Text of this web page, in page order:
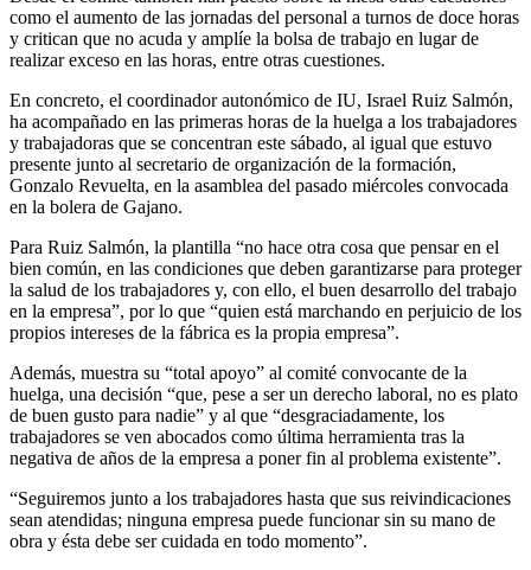
como el aumento de las jornadas del personal a turnos de doce horas
y critican que no acuda y amplíe la bolsa de trabajo en lugar de
realizar exceso en las horas, entre otras cuestiones.
En concreto, el coordinador autonómico de IU, Israel Ruiz Salmón,
ha acompañado en las primeras horas de la huelga a los trabajadores
y trabajadoras que se concentran este sábado, al igual que estuvo
presente junto al secretario de organización de la formación,
Gonzalo Revuelta, en la asamblea del pasado miércoles convocada
en la bolera de Gajano.
Para Ruiz Salmón, la plantilla “no hace otra cosa que pensar en el
bien común, en las condiciones que deben garantizarse para proteger
la salud de los trabajadores y, con ello, el buen desarrollo del trabajo
en la empresa”, por lo que “quien está marchando en perjuicio de los
propios intereses de la fábrica es la propia empresa”.
Además, muestra su “total apoyo” al comité convocante de la
huelga, una decisión “que, pese a ser un derecho laboral, no es plato
de buen gusto para nadie” y al que “desgraciadamente, los
trabajadores se ven abocados como última herramienta tras la
negativa de años de la empresa a poner fin al problema existente”.
“Seguiremos junto a los trabajadores hasta que sus reivindicaciones
sean atendidas; ninguna empresa puede funcionar sin su mano de
obra y ésta debe ser cuidada en todo momento”.